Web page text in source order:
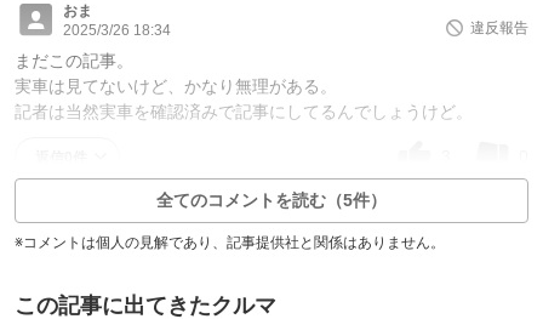
おま
2025/3/26 18:34
違反報告
まだこの記事。
実車は見てないけど、かなり無理がある。
記者は当然実車を確認済みで記事にしてるんでしょうけど。
全てのコメントを読む（5件）
※コメントは個人の見解であり、記事提供社と関係はありません。
この記事に出てきたクルマ